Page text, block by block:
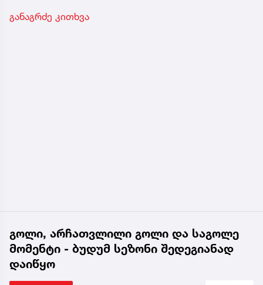
განაგრძე კითხვა
გოლი, არჩათვლილი გოლი და საგოლე
მომენტი - ბუდუმ სეზონი შედეგიანად
დაიწყო